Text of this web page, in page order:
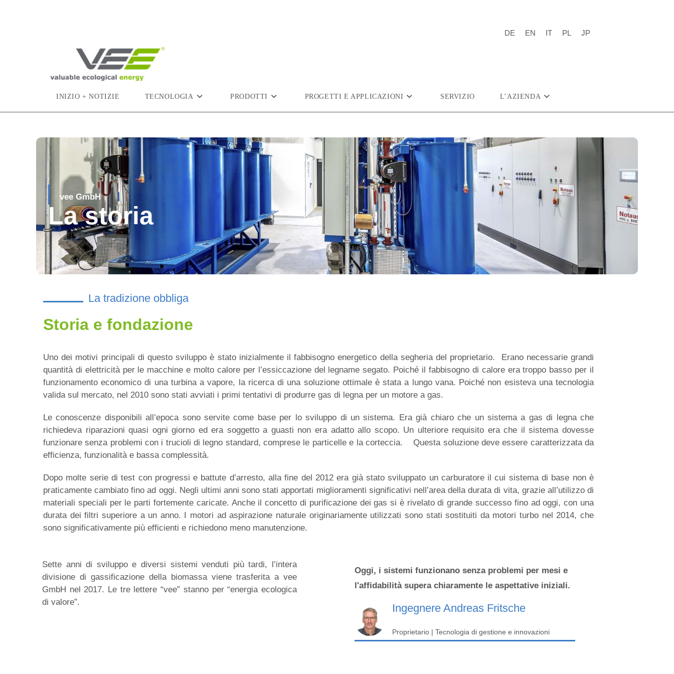
DE EN IT PL JP
INIZIO + NOTIZIE TECNOLOGIA PRODOTTI PROGETTI E APPLICAZIONI SERVIZIO L’AZIENDA
vee GmbH
La storia
La tradizione obbliga
Storia e fondazione
Uno dei motivi principali di questo sviluppo è stato inizialmente il fabbisogno energetico della segheria del proprietario. Erano necessarie grandi
quantità di elettricità per le macchine e molto calore per l’essiccazione del legname segato. Poiché il fabbisogno di calore era troppo basso per il
funzionamento economico di una turbina a vapore, la ricerca di una soluzione ottimale è stata a lungo vana. Poiché non esisteva una tecnologia
valida sul mercato, nel 2010 sono stati avviati i primi tentativi di produrre gas di legna per un motore a gas.
Le conoscenze disponibili all’epoca sono servite come base per lo sviluppo di un sistema. Era già chiaro che un sistema a gas di legna che
richiedeva riparazioni quasi ogni giorno ed era soggetto a guasti non era adatto allo scopo. Un ulteriore requisito era che il sistema dovesse
funzionare senza problemi con i trucioli di legno standard, comprese le particelle e la corteccia.
Questa soluzione deve essere caratterizzata da
efficienza, funzionalità e bassa complessità.
Dopo molte serie di test con progressi e battute d’arresto, alla fine del 2012 era già stato sviluppato un carburatore il cui sistema di base non è
praticamente cambiato fino ad oggi. Negli ultimi anni sono stati apportati miglioramenti significativi nell’area della durata di vita, grazie all’utilizzo di
materiali speciali per le parti fortemente caricate. Anche il concetto di purificazione dei gas si è rivelato di grande successo fino ad oggi, con una
durata dei filtri superiore a un anno. I motori ad aspirazione naturale originariamente utilizzati sono stati sostituiti da motori turbo nel 2014, che
sono significativamente più efficienti e richiedono meno manutenzione.
Sette anni di sviluppo e diversi sistemi venduti più tardi, l’intera
divisione di gassificazione della biomassa viene trasferita a vee
GmbH nel 2017. Le tre lettere “vee” stanno per “energia ecologica
di valore”.
Oggi, i sistemi funzionano senza problemi per mesi e
l'affidabilità supera chiaramente le aspettative iniziali.
Ingegnere Andreas Fritsche
Proprietario | Tecnologia di gestione e innovazioni